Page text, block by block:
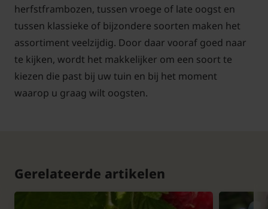
herfstframbozen, tussen vroege of late oogst en
tussen klassieke of bijzondere soorten maken het
assortiment veelzijdig. Door daar vooraf goed naar
te kijken, wordt het makkelijker om een soort te
kiezen die past bij uw tuin en bij het moment
waarop u graag wilt oogsten.
Gerelateerde artikelen